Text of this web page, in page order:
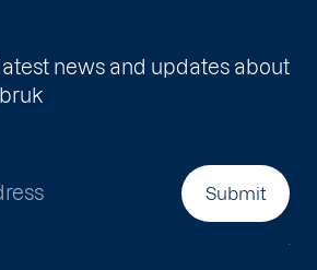
news and updates about
Submit